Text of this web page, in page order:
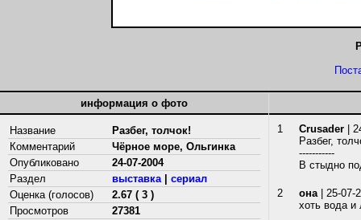
информация о фото
Название
Разбег, толчок!
Комментарий
Чёрное море, Ольгинка
Опубликовано
24-07-2004
Раздел
выставка| сериал
Оценка (голосов)
2.67 ( 3 )
Просмотров
27381
1 Crusader |
Разбег,
-----------
B стыдно
2 она| 25-07-
хоть вода и